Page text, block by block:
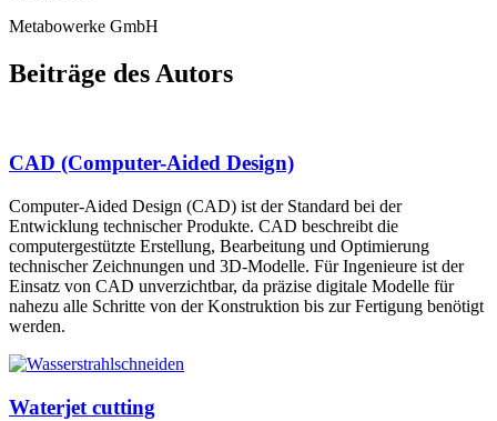
Metabowerke GmbH
Beiträge des Autors
CAD (Computer-Aided Design)
Computer-Aided Design (CAD) ist der Standard bei der
Entwicklung technischer Produkte. CAD beschreibt die
computergestützte Erstellung, Bearbeitung und Optimierung
technischer Zeichnungen und 3D-Modelle. Für Ingenieure ist der
Einsatz von CAD unverzichtbar, da präzise digitale Modelle für
nahezu alle Schritte von der Konstruktion bis zur Fertigung benötigt
werden.
Waterjet cutting